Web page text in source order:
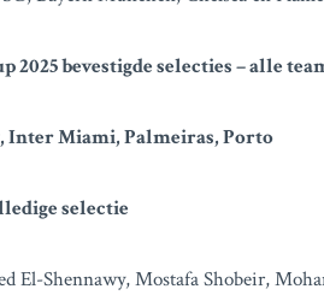
2025 bevestigde selecties – alle
Inter Miami, Palmeiras, Porto
selectie
El-Shennawy, Mostafa Shobeir,